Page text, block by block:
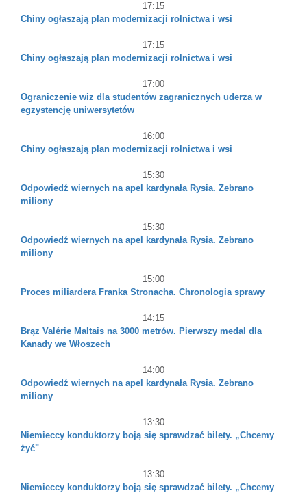
17:15
Chiny ogłaszają plan modernizacji rolnictwa i wsi
17:15
Chiny ogłaszają plan modernizacji rolnictwa i wsi
17:00
Ograniczenie wiz dla studentów zagranicznych uderza w
egzystencję uniwersytetów
16:00
Chiny ogłaszają plan modernizacji rolnictwa i wsi
15:30
Odpowiedź wiernych na apel kardynała Rysia. Zebrano
miliony
15:30
Odpowiedź wiernych na apel kardynała Rysia. Zebrano
miliony
15:00
Proces miliardera Franka Stronacha. Chronologia sprawy
14:15
Brąz Valérie Maltais na 3000 metrów. Pierwszy medal dla
Kanady we Włoszech
14:00
Odpowiedź wiernych na apel kardynała Rysia. Zebrano
miliony
13:30
Niemieccy konduktorzy boją się sprawdzać bilety. „Chcemy
żyć"
13:30
Niemieccy konduktorzy boją się sprawdzać bilety. „Chcemy